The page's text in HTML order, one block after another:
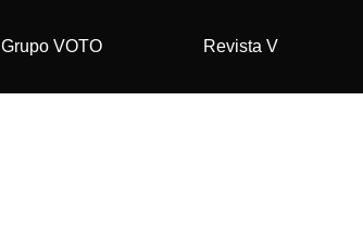
Grupo VOTO Revista V